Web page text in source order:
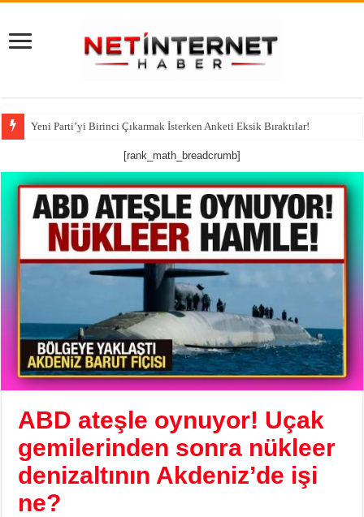
Yeni Parti’yi Birinci Çıkarmak İsterken Anketi Eksik Bıraktılar!
[rank_math_breadcrumb]
ABD ateşle oynuyor! Uçak
gemilerinden sonra nükleer
denizaltının Akdeniz’de işi
ne?